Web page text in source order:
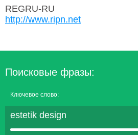
REGRU-RU
http://www.ripn.net
Поисковые фразы:
Ключевое слово:
estetik design